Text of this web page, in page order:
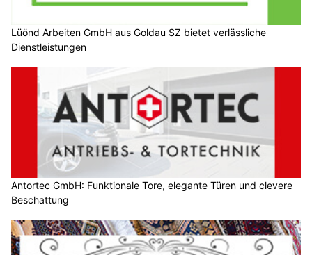
Lüönd Arbeiten GmbH aus Goldau SZ bietet verlässliche
Dienstleistungen
Antortec GmbH: Funktionale Tore, elegante Türen und clevere
Beschattung